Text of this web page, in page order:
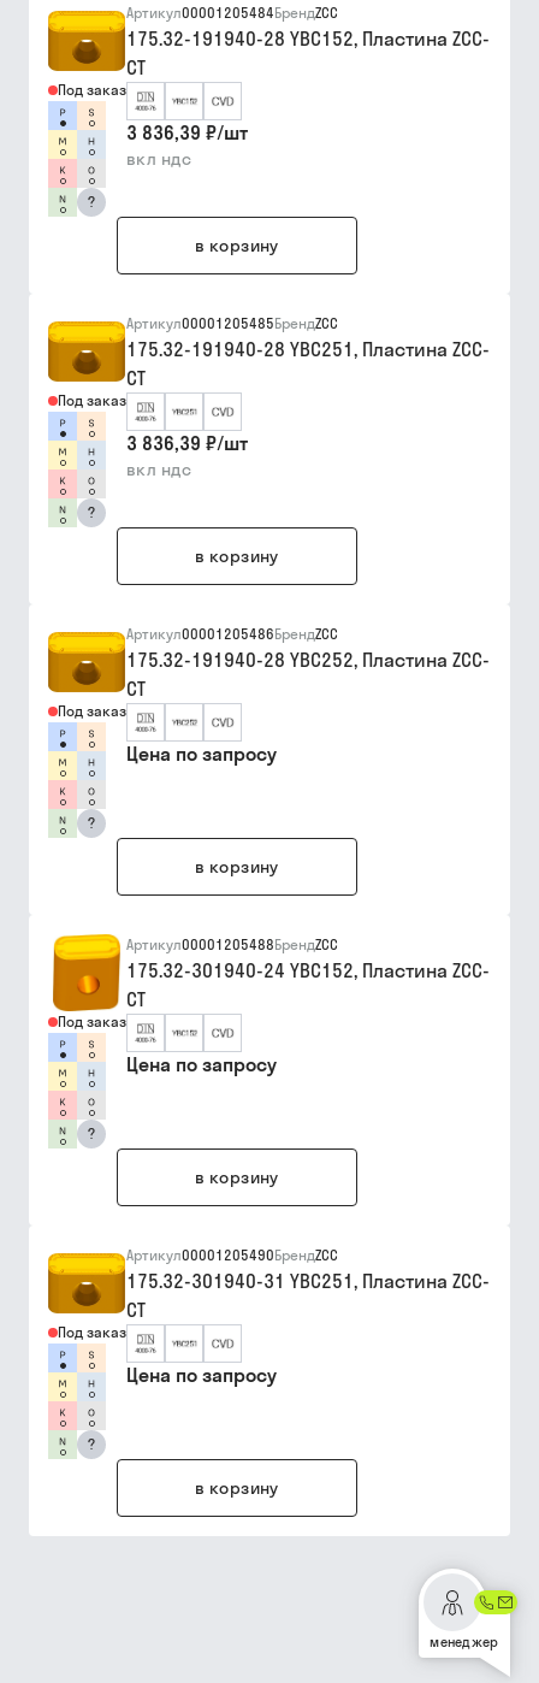
Под заказ
?
Артикул00001205484БрендZCC
175.32-191940-28 YBC152, Пластина ZCC-
CT
3 836,39 ₽/шт
вкл ндс
в корзину
Под заказ
?
Артикул00001205485БрендZCC
175.32-191940-28 YBC251, Пластина ZCC-
CT
3 836,39 ₽/шт
вкл ндс
в корзину
Под заказ
?
Артикул00001205486БрендZCC
175.32-191940-28 YBC252, Пластина ZCC-
CT
Цена по запросу
в корзину
Под заказ
?
Артикул00001205488БрендZCC
175.32-301940-24 YBC152, Пластина ZCC-
CT
Цена по запросу
в корзину
Под заказ
?
Артикул00001205490БрендZCC
175.32-301940-31 YBC251, Пластина ZCC-
CT
Цена по запросу
в корзину
менеджер